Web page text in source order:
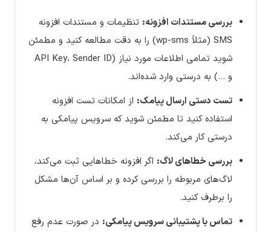
بررسی مستندات افزونه: تنظیمات و مستندات افزونه
SMS (مثلاً wp-sms) را به دقت مطالعه کنید و مطمئن
شوید تمامی اطلاعات مورد نیاز (API Key، Sender ID
و …) به درستی وارد شده‌اند.
تست دستی ارسال پیامک: از امکانات تست افزونه
استفاده کنید تا مطمئن شوید که سرویس پیامکی به
درستی کار می‌کند.
بررسی خطاهای لاگ: اگر افزونه خطاهایی ثبت می‌کند،
لاگ‌های مربوطه را بررسی کرده و بر اساس آن‌ها مشکل
را برطرف کنید.
تماس با پشتیبانی سرویس پیامکی: در صورت عدم رفع